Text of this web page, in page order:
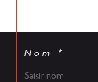
Nom *